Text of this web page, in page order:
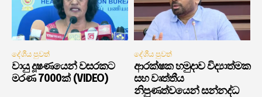
දේශීය පුවත්
වායු දූෂණයෙන් වසරකට
මරණ 7000ක් (VIDEO)
දේශීය පුවත්
ආරක්ෂක හමුදාව විද්‍යාත්මක
සහ වෘත්තීය
නිපුණත්වයෙන් සන්නද්ධ